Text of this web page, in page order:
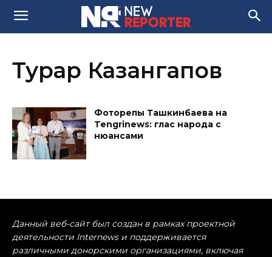
Турар Казангапов
Фоторепы Ташкинбаева на
Tengrinews: глас народа с
нюансами
Данный веб-сайт был создан в рамках проектной
деятельности Internews и поддерживается
различными донорскими организациями, включая